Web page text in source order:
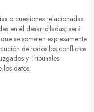
o cuestiones relacionadas
en él desarrolladas, será
se someten expresamente
de todos los conflictos
y Tribunales
los datos.